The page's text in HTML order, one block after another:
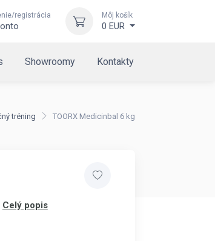
registrácia Môj košík
0 EUR
Showroomy Kontakty
tréning TOORX Medicinbal 6 kg
Celý popis